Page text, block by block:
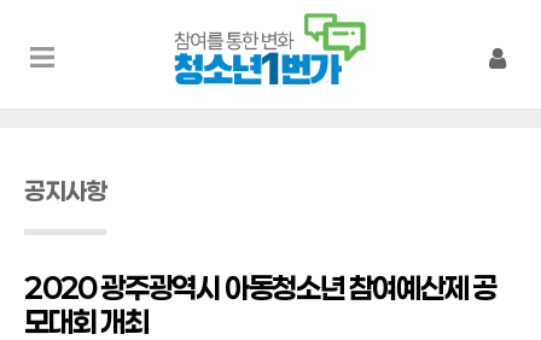
공지사항
2020 광주광역시 아동청소년 참여예산제 공
모대회 개최